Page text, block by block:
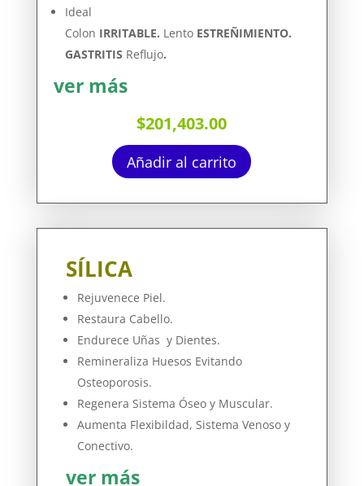
Ideal
Colon IRRITABLE. LentoESTREÑIMIENTO.
GASTRITIS Reflujo.
ver más
$201,403.00
Añadir al carrito
SÍLICA
Rejuvenece Piel.
Restaura Cabello.
Endurece Uñas y Dientes.
Remineraliza Huesos Evitando
Osteoporosis.
Regenera Sistema Óseo y Muscular.
Aumenta Flexibildad, Sistema Venoso y
Conectivo.
ver más